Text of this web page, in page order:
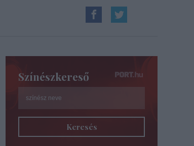
Színészkereső
Keresés